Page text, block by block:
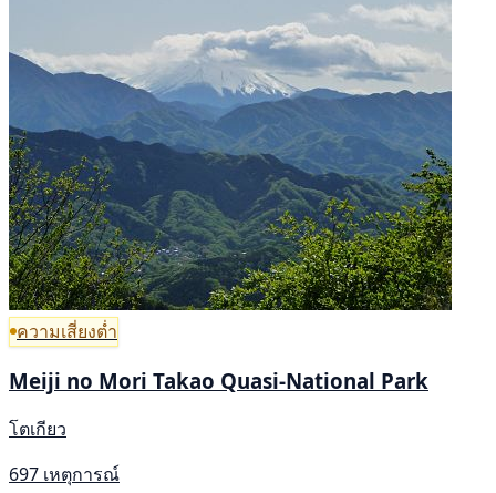
ความเสี่ยงต่ำ
Meiji no Mori Takao Quasi-National Park
โตเกียว
697 เหตุการณ์